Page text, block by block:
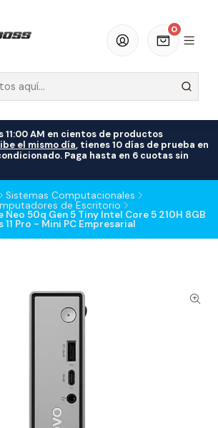
0
11:00 AM en cientos de productos
el mismo día, tienes 10 días de prueba en
Paga hasta en 6 cuotas sin
Sistemas Computacionales
de Escritorio
50q Gen 5 Tiny Intel Core 5 210H 8GB
11 Pro - Mini PC Empresarial